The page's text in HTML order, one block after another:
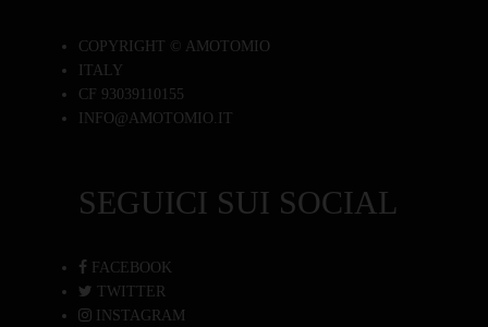
COPYRIGHT © AMOTOMIO
ITALY
CF 93039110155
INFO@AMOTOMIO.IT
SEGUICI SUI SOCIAL
FACEBOOK
TWITTER
INSTAGRAM